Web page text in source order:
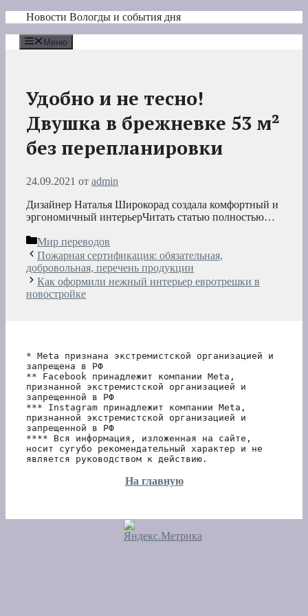
Перейти
содержимому
Новости Вологды и события дня
Меню
Удобно и не тесно!
Двушка в брежневке 53 м²
без перепланировки
24.09.2021 от admin
Дизайнер Наталья Широкорад создала комфортный и
эргономичный интерьерЧитать статью полностью…
Рубрики
Мир переводов
Пожарная сертификация: обязательная,
добровольная, перечень продукции
Как оформили нежный интерьер евротрешки в
новостройке
* Meta признана экстремистской организацией и
запрещена в РФ
** Facebook принадлежит компании Meta,
признанной экстремистской организацией и
запрещенной в РФ
*** Instagram принадлежит компании Meta,
признанной экстремистской организацией и
запрещенной в РФ
**** Вся информация, изложенная на сайте,
носит сугубо рекомендательный характер и не
является руководством к действию.
На главную